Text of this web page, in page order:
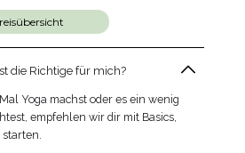
die Richtige für mich?
Yoga machst oder es ein wenig
empfehlen wir dir mit Basics,